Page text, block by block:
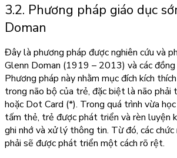
3.2. Phương pháp giáo dục
Doman
Đây là phương pháp được nghiên cứu và
Glenn Doman (1919 – 2013) và các đồng
Phương pháp này nhằm mục đích kích
trong não bộ của trẻ, đặc biệt là não phải
hoặc Dot Card (*). Trong quá trình vừa
tấm thẻ, trẻ được phát triển và rèn luyện
ghi nhớ và xử lý thông tin. Từ đó, các chức
phải sẽ được phát triển một cách rõ rệt.